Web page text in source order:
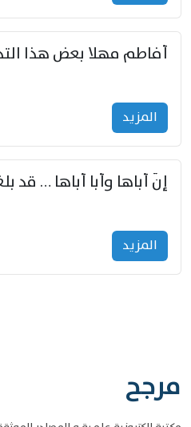
المزید
إنّ أباها وأبا أباها … قد
المزید
مرجح